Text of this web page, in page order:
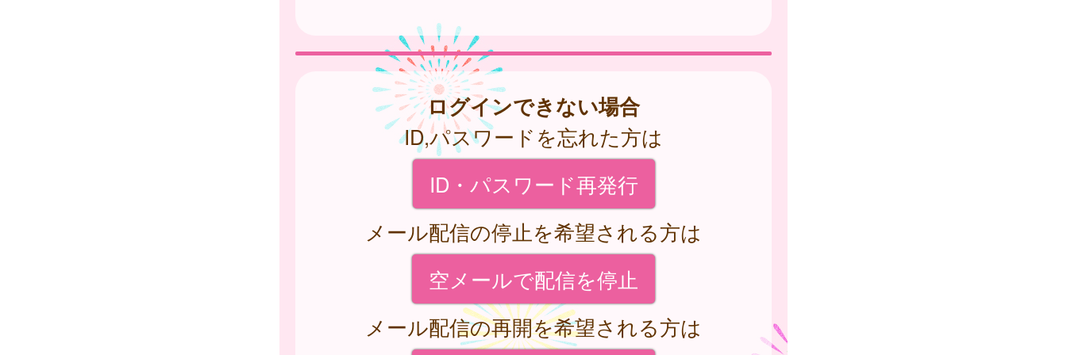
ログインできない場合
ID,パスワードを忘れた方は
ID・パスワード再発行
メール配信の停止を希望される方は
空メールで配信を停止
メール配信の再開を希望される方は